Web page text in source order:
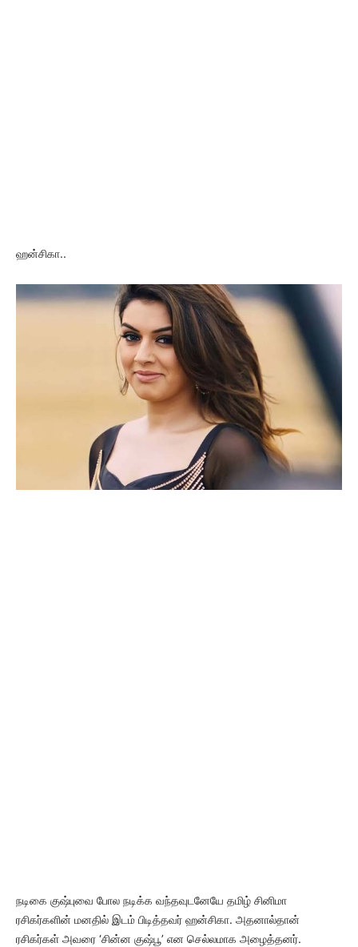
ஹன்சிகா..
நடிகை குஷ்புவை போல நடிக்க வந்தவுடனேயே தமிழ் சினிமா
ரசிகர்களின் மனதில் இடம் பிடித்தவர் ஹன்சிகா. அதனால்தான்
ரசிகர்கள் அவரை ‘சின்ன குஷ்பூ’ என செல்லமாக அழைத்தனர்.